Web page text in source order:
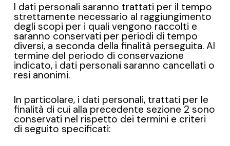
I dati personali saranno trattati per il tempo
strettamente necessario al raggiungimento
degli scopi per i quali vengono raccolti e
saranno conservati per periodi di tempo
diversi, a seconda della finalità perseguita. Al
termine del periodo di conservazione
indicato, i dati personali saranno cancellati o
resi anonimi.
In particolare, i dati personali, trattati per le
finalità di cui alla precedente sezione 2 sono
conservati nel rispetto dei termini e criteri
di seguito specificati: